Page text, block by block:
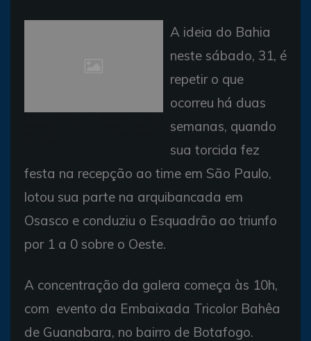
A ideia do Bahia
neste sábado, 31, é
repetir o que
ocorreu há duas
semanas, quando
sua torcida fez
festa na recepção ao time em São Paulo,
lotou sua parte na arquibancada em
Osasco e conduziu o Esquadrão ao triunfo
por 1 a 0 sobre o Oeste.
A concentração da galera começa às 10h,
com evento da Embaixada Tricolor Bahêa
de Guanabara, no bairro de Botafogo.